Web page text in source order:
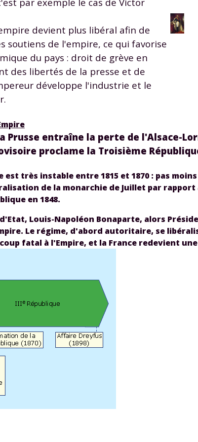
devient plus libéral afin de
soutiens de l'empire, ce qui favorise
du pays : droit de grève en
des libertés de la presse et de
développe l'industrie et le
Prusse entraîne la perte de l'Alsace-
proclame la Troisième
très instable entre 1815 et 1870 : pas
de la monarchie de Juillet par
en 1848.
Louis-Napoléon Bonaparte, alors
Le régime, d'abord autoritaire, se
fatal à l'Empire, et la France redevient
de vos données personnelles et pour